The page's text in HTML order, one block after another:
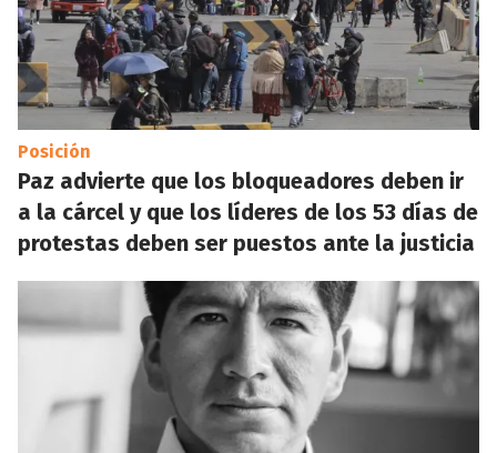
Posición
Paz advierte que los bloqueadores deben ir
a la cárcel y que los líderes de los 53 días de
protestas deben ser puestos ante la justicia